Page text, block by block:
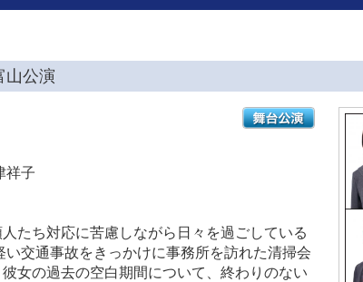
山公演
祥子
たち対応に苦慮しながら日々を過ごしている
交通事故をきっかけに事務所を訪れた清掃会
女の過去の空白期間について、終わりのない